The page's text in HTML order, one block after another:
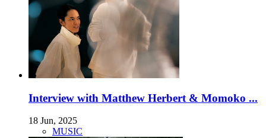
Interview with Matthew Herbert & Momoko ...
18 Jun, 2025
MUSIC